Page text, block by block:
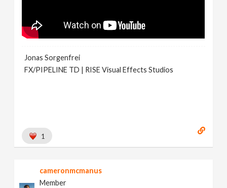
Jonas Sorgenfrei
FX/PIPELINE TD | RISE Visual Effects Studios
1
cameronmcmanus
Member